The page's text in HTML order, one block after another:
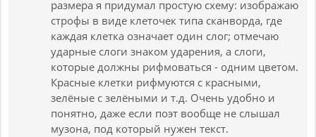
размера я придумал простую схему: изображаю
строфы в виде клеточек типа сканворда, где
каждая клетка означает один слог; отмечаю
ударные слоги знаком ударения, а слоги,
которые должны рифмоваться - одним цветом.
Красные клетки рифмуются с красными,
зелёные с зелёными и т.д. Очень удобно и
понятно, даже если поэт вообще не слышал
музона, под который нужен текст.